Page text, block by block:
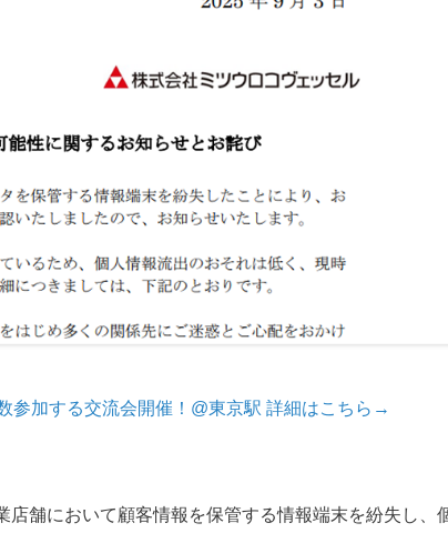
参加する交流会開催！@東京駅 詳細はこちら→
舗において顧客情報を保管する情報端末を紛失し、